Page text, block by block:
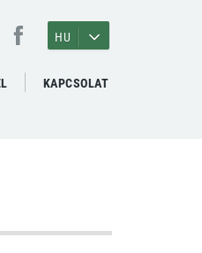
HU
KAPCSOLAT